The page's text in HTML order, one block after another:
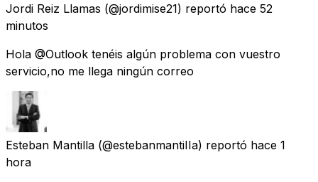
Jordi Reiz Llamas (@jordimise21) reportó hace 52
minutos
Hola @Outlook tenéis algún problema con vuestro
servicio,no me llega ningún correo
Esteban Mantilla (@estebanmantiIIa) reportó hace 1
hora